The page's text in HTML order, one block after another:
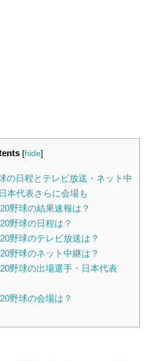
[hide]
の日程とテレビ放送・ネット中
本代表さらに会場も
野球の結果速報は？
野球の日程は？
野球のテレビ放送は？
野球のネット中継は？
野球の出場選手・日本代表
野球の会場は？